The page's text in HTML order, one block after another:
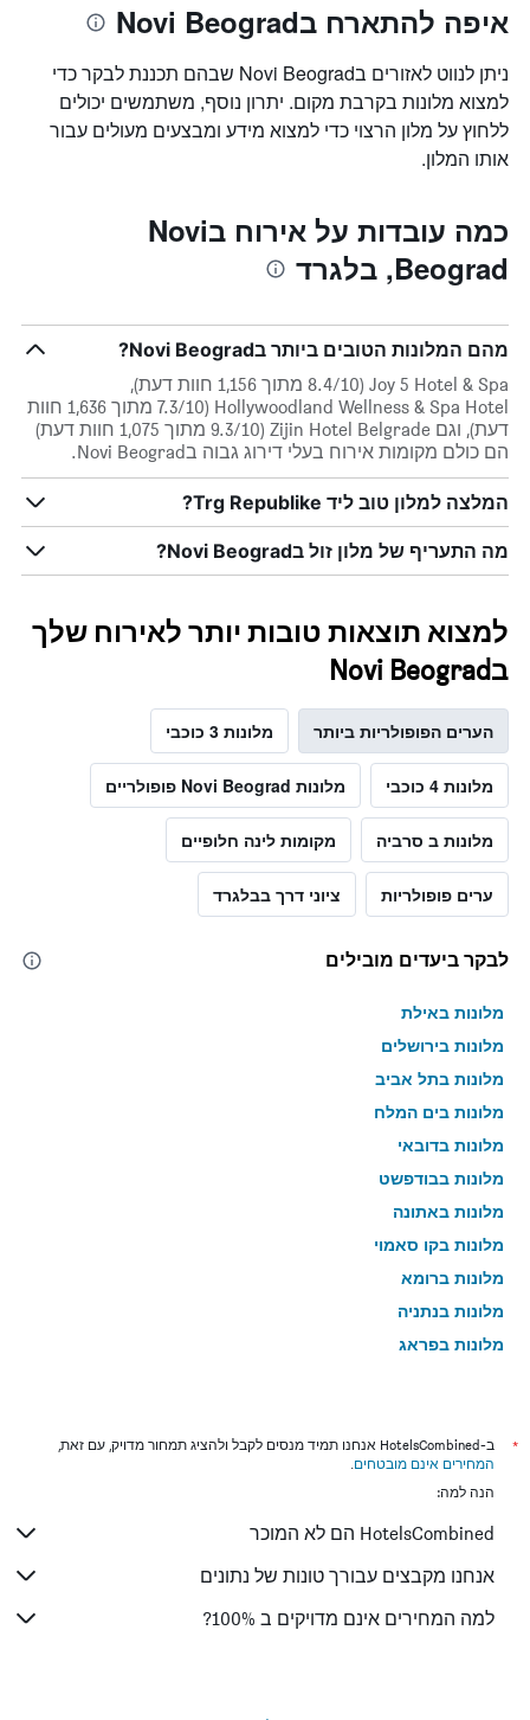
איפה להתארח בNovi Beograd
ניתן לנווט לאזורים בNovi Beograd שבהם תכננת לבקר כדי
למצוא מלונות בקרבת מקום. יתרון נוסף, משתמשים יכולים
ללחוץ על מלון הרצוי כדי למצוא מידע ומבצעים מעולים עבור
אותו המלון.
כמה עובדות על אירוח בNovi
Beograd, בלגרד
מהם המלונות הטובים ביותר בNovi Beograd?
Joy 5 Hotel & Spa (8.4/10 מתוך 1,156 חוות דעת),
Hollywoodland Wellness & Spa Hotel (7.3/10 מתוך 1,636 חוות
דעת), וגם Zijin Hotel Belgrade (9.3/10 מתוך 1,075 חוות דעת)
הם כולם מקומות אירוח בעלי דירוג גבוה בNovi Beograd.
המלצה למלון טוב ליד Trg Republike?
מה התעריף של מלון זול בNovi Beograd?
למצוא תוצאות טובות יותר לאירוח שלך
בNovi Beograd
הערים הפופולריות ביותר מלונות 3 כוכבי
מלונות 4 כוכבי מלונות Novi Beograd פופולריים
מלונות ב סרביה מקומות לינה חלופיים
ערים פופולריות ציוני דרך בבלגרד
לבקר ביעדים מובילים
מלונות באילת
מלונות בירושלים
מלונות בתל אביב
מלונות בים המלח
מלונות בדובאי
מלונות בבודפשט
מלונות באתונה
מלונות בקו סאמוי
מלונות ברומא
מלונות בנתניה
מלונות בפראג
מלונות בניו יורק
מלונות בבנגקוק
מלונות בבוקרשט
מלונות בפאפוס
מלונות בלימסול
*
ב-HotelsCombined אנחנו תמיד מנסים לקבל ולהציג תמחור מדויק, עם זאת,
המחירים אינם מובטחים.
הנה למה:
HotelsCombined הם לא המוכר
אנחנו מקבצים עבורך טונות של נתונים
למה המחירים אינם מדויקים ב 100%?